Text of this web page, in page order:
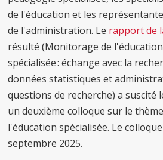
de l'éducation et les
de l'administration. Le rapport de
résulté (Monitorage de
spécialisée : échange avec la
données statistiques et
questions de recherche) a
un deuxième colloque sur le
l'éducation spécialisée. Le
septembre 2025.